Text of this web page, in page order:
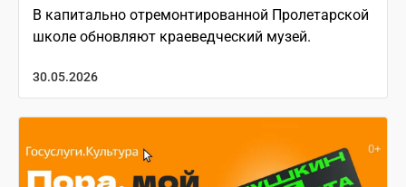
В капитально отремонтированной Пролетарской
школе обновляют краеведческий музей.
30.05.2026